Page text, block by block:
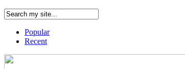
Popular
Recent